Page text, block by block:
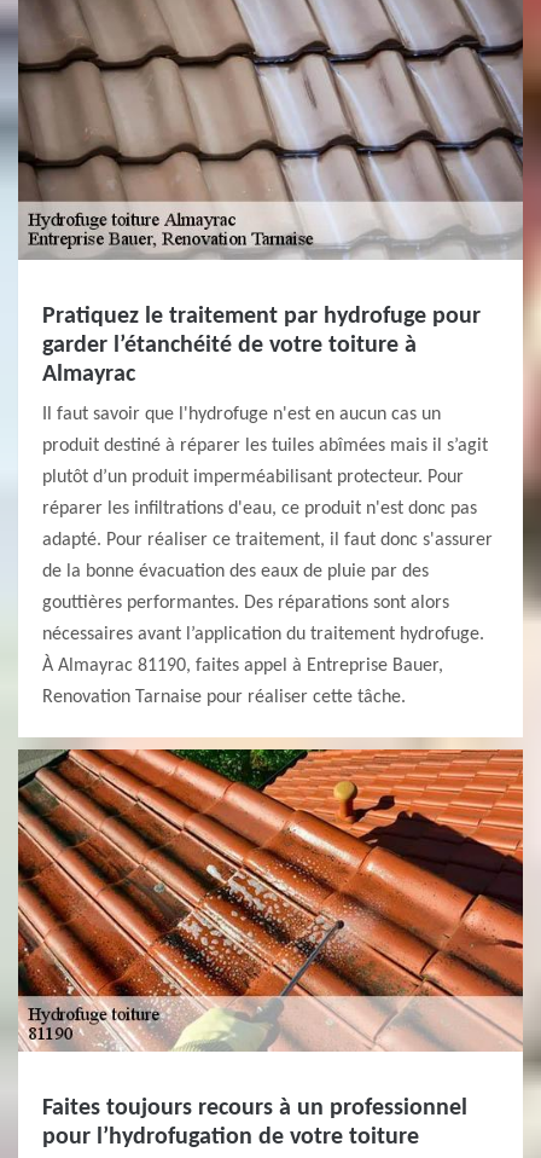
Pratiquez le traitement par hydrofuge pour
garder l’étanchéité de votre toiture à
Almayrac
Il faut savoir que l'hydrofuge n'est en aucun cas un
produit destiné à réparer les tuiles abîmées mais il s’agit
plutôt d’un produit imperméabilisant protecteur. Pour
réparer les infiltrations d'eau, ce produit n'est donc pas
adapté. Pour réaliser ce traitement, il faut donc s'assurer
de la bonne évacuation des eaux de pluie par des
gouttières performantes. Des réparations sont alors
nécessaires avant l’application du traitement hydrofuge.
À Almayrac 81190, faites appel à Entreprise Bauer,
Renovation Tarnaise pour réaliser cette tâche.
Faites toujours recours à un professionnel
pour l’hydrofugation de votre toiture